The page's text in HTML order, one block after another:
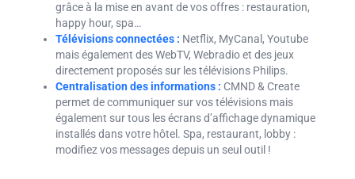
grâce à la mise en avant de vos offres : restauration,
happy hour, spa…
Télévisions connectées : Netflix, MyCanal, Youtube
mais également des WebTV, Webradio et des jeux
directement proposés sur les télévisions Philips.
Centralisation des informations : CMND & Create
permet de communiquer sur vos télévisions mais
également sur tous les écrans d’affichage dynamique
installés dans votre hôtel. Spa, restaurant, lobby :
modifiez vos messages depuis un seul outil !